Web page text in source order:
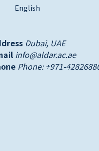
English
Dubai, UAE
info@aldar.ac.ae
Phone: +971-